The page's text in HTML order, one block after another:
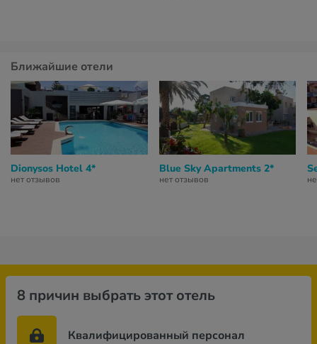
Ближайшие отели
Dionysos Hotel 4*
нет отзывов
Blue Sky Apartments 2*
нет отзывов
8 причин выбрать этот отель
Квалифицированный персонал